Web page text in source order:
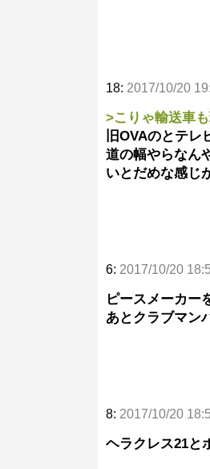
18: 2017/10/20
>こりゃ輸送車
旧OVAのとテレ
道の幅やらなん
いとだめな感じ
6: 2017/10/20
ピースメーカー
あとクラブマン
8: 2017/10/20
ヘラクレス21と